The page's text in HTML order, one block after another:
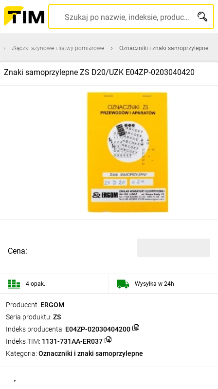
Szukaj po nazwie, indeksie, producencie, kodzie kreskowym...
Złączki szynowe i listwy pomiarowe Oznaczniki i znaki samoprzylepne
Znaki samoprzylepne ZS D20/UZK E04ZP‑0203040420
Producent: ERGOM
Seria produktu: ZS
Indeks producenta: E04ZP-02030404200
Indeks TIM: 1131-731AA-ER037
Kategoria: Oznaczniki i znaki samoprzylepne
Cena:
4 opak. Wysyłka w 24h